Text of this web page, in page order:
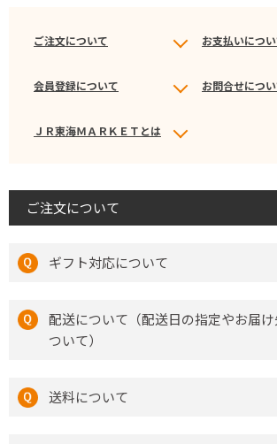
ご注文について お支払いにつ
会員登録について お問合せにつ
ＪＲ東海ＭＡＲＫＥＴとは
ご注文について
ギフト対応について
配送について（配送日の指定やお届
ついて）
送料について